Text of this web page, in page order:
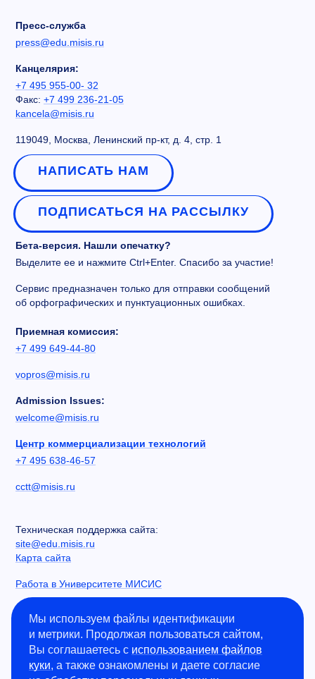
Пресс-служба
press@edu.misis.ru
Канцелярия:
+7 495 955-00- 32
Факс: +7 499 236-21-05
kancela@misis.ru
119049, Москва, Ленинский пр-кт, д. 4, стр. 1
НАПИСАТЬ НАМ
ПОДПИСАТЬСЯ НА РАССЫЛКУ
Бета-версия. Нашли опечатку?
Выделите ее и нажмите Ctrl+Enter. Спасибо за участие!
Сервис предназначен только для отправки сообщений
об орфографических и пунктуационных ошибках.
Приемная комиссия:
+7 499 649-44-80
vopros@misis.ru
Admission Issues:
welcome@misis.ru
Центр коммерциализации технологий
+7 495 638-46-57
cctt@misis.ru
Техническая поддержка сайта:
site@edu.misis.ru
Карта сайта
Работа в Университете МИСИС
Сведения об образовательной организации
Информация о закупках
Противодействие коррупции
Политика конфиденциальности
Мы используем файлы идентификации
и метрики. Продолжая пользоваться сайтом,
Вы соглашаетесь с использованием файлов
куки, а также ознакомлены и даете согласие